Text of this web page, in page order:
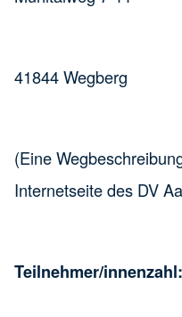
41844 Wegberg
(Eine
Internetseite des DV
Teilnehmer/innenzahl: